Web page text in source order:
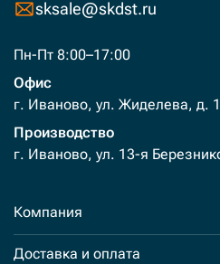
sksale@skdst.ru
Пн-Пт 8:00–17:00
Офис
г. Иваново, ул. Жиделева, д.
Производство
г. Иваново, ул. 13-я
Компания
Доставка и оплата